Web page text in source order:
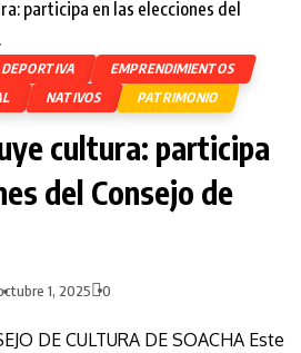
DEPORTIVA
EMPRENDIMIENTOS
NATIVOS PATRIMONIO
cultura: participa
del Consejo de
1, 2025 0
DE CULTURA DE SOACHA Este